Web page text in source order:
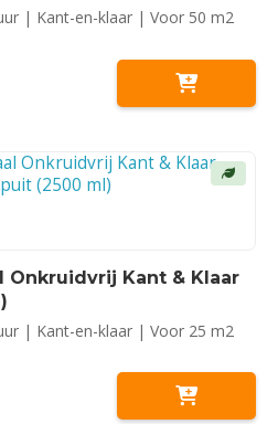
| Kant-en-klaar | Voor 50 m2
Onkruidvrij Kant & Klaar
| Kant-en-klaar | Voor 25 m2